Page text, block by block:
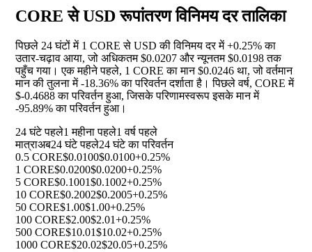
CORE से USD रूपांतरण विनिमय दर तालिका
पिछले 24 घंटों में 1 CORE से USD की विनिमय दर में+0.25%का
उतार-चढ़ाव आया, जो अधिकतम $0.0207 और न्यूनतम $0.0198 तक
पहुँच गया। एक महीने पहले, 1 CORE का मान $0.0246 था, जो वर्तमान
मान की तुलना में-18.36%का परिवर्तन दर्शाता है। पिछले वर्ष, CORE में
$-0.4688 का परिवर्तन हुआ, जिसके परिणामस्वरूप इसके मान में
-95.89%का परिवर्तन हुआ।
24 घंटे पहले1 महीना पहले1 वर्ष पहले
मात्राअब24 घंटे पहले24 घंटे का परिवर्तन
0.5 CORE$0.0100$0.0100+0.25%
1 CORE$0.0200$0.0200+0.25%
5 CORE$0.1001$0.1002+0.25%
10 CORE$0.2002$0.2005+0.25%
50 CORE$1.00$1.00+0.25%
100 CORE$2.00$2.01+0.25%
500 CORE$10.01$10.02+0.25%
1000 CORE$20.02$20.05+0.25%